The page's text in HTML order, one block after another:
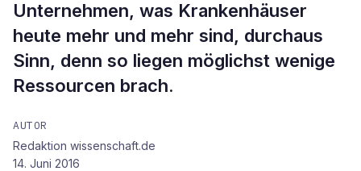
Unternehmen, was Krankenhäuser
heute mehr und mehr sind, durchaus
Sinn, denn so liegen möglichst wenige
Ressourcen brach.
AUTOR
Redaktion wissenschaft.de
14. Juni 2016